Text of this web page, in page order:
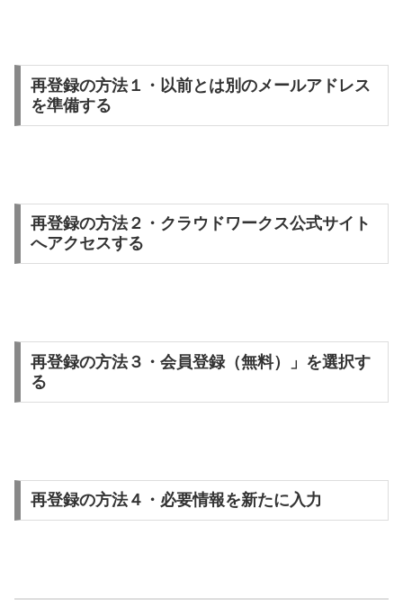
再登録の方法１・以前とは別のメールアドレス
を準備する
再登録の方法２・クラウドワークス公式サイト
へアクセスする
再登録の方法３・会員登録（無料）」を選択す
る
再登録の方法４・必要情報を新たに入力